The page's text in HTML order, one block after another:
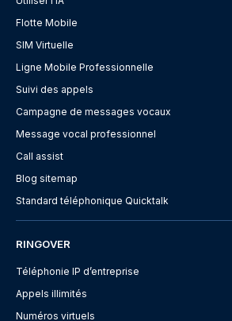
Flotte Mobile
SIM Virtuelle
Ligne Mobile Professionnelle
Suivi des appels
Campagne de messages vocaux
Message vocal professionnel
Call assist
Blog sitemap
Standard téléphonique Quicktalk
RINGOVER
Téléphonie IP d’entreprise
Appels illimités
Numéros virtuels